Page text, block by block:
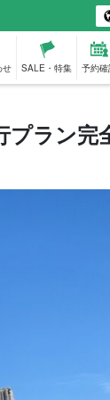
せ SALE・特集 予約
プラン完